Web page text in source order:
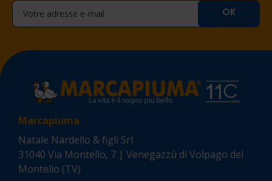
Marcapiuma
Natale Nardello & figli Srl
31040 Via Montello, 7 | Venegazzù di Volpago del
Montello (TV)